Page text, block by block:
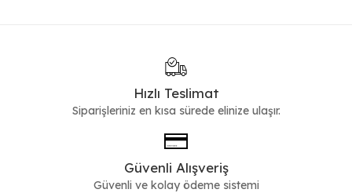
Hızlı Teslimat
Siparişleriniz en kısa sürede elinize ulaşır.
Güvenli Alışveriş
Güvenli ve kolay ödeme sistemi